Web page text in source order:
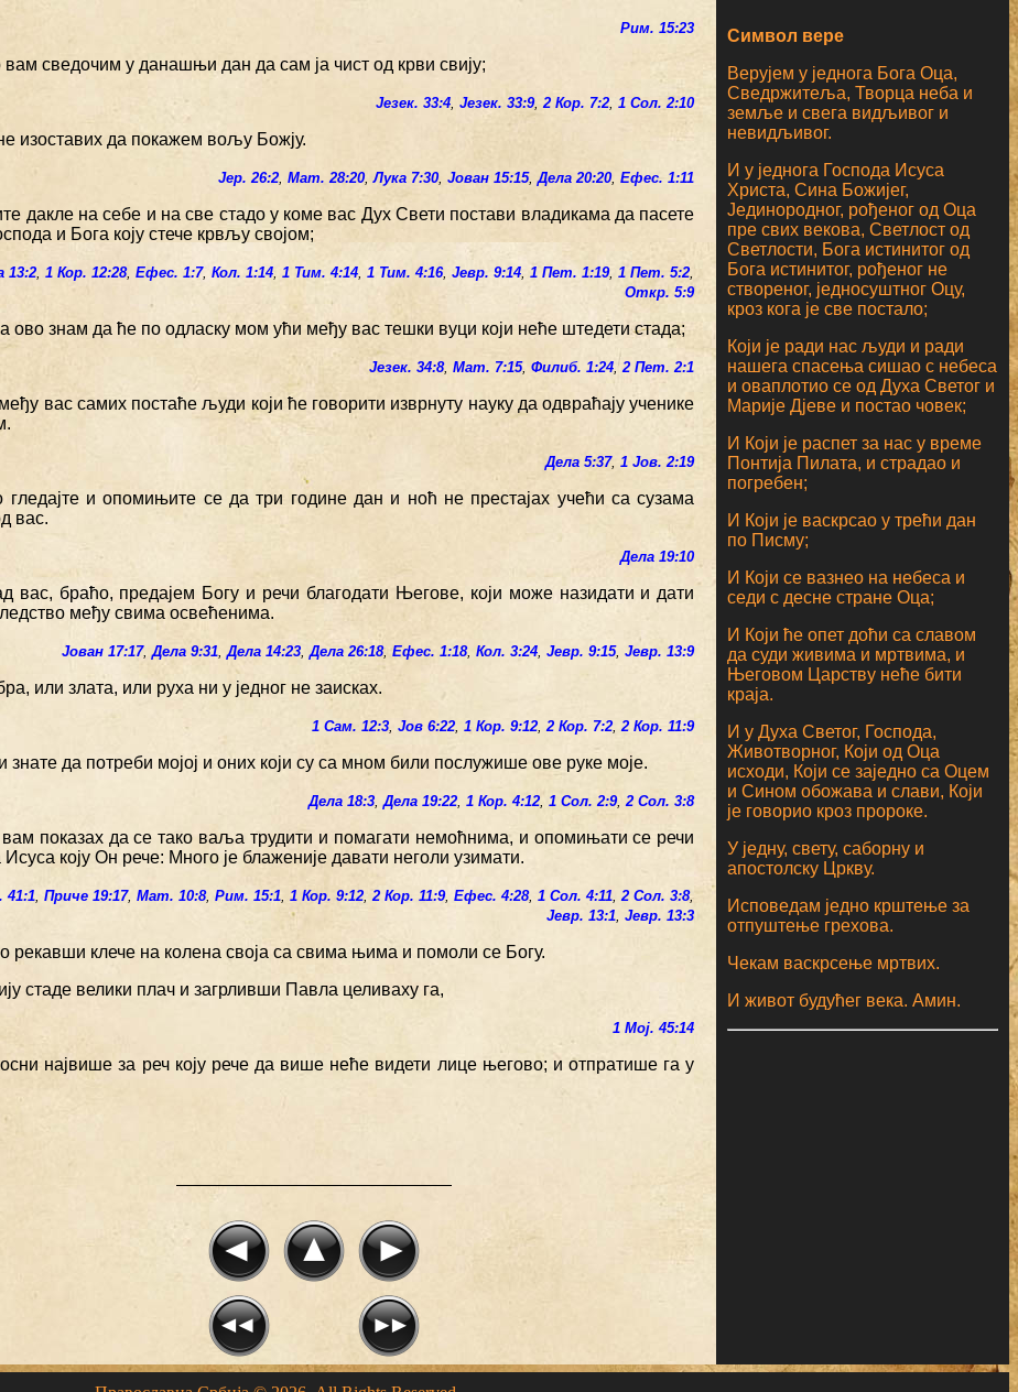
Рим. 15:23
вам сведочим у данашњи дан да сам ја чист од крви свију;
Језек. 33:4,Језек. 33:9,2 Кор. 7:2,1 Сол. 2:10
изоставих да покажем вољу Божју.
Јер. 26:2,Мат. 28:20,Лука 7:30,Јован 15:15,Дела 20:20,Ефес. 1:11
дакле на себе и на све стадо у коме вас Дух Свети постави владикама да пасете
и Бога коју стече крвљу својом;
13:2,1 Кор. 12:28,Ефес. 1:7,Кол. 1:14,1 Тим. 4:14,1 Тим. 4:16,Јевр. 9:14,1 Пет. 1:19,1 Пет. 5:2,
Откр. 5:9
ово знам да ће по одласку мом ући међу вас тешки вуци који неће штедети стада;
Језек. 34:8,Мат. 7:15,Филиб. 1:24,2 Пет. 2:1
вас самих постаће људи који ће говорити изврнуту науку да одвраћају ученике
Дела 5:37,1 Јов. 2:19
гледајте и опомињите се да три године дан и ноћ не престајах учећи са сузама
вас.
Дела 19:10
вас, браћо, предајем Богу и речи благодати Његове, који може назидати и дати
међу свима освећенима.
Јован 17:17,Дела 9:31,Дела 14:23,Дела 26:18,Ефес. 1:18,Кол. 3:24,Јевр. 9:15,Јевр. 13:9
или злата, или руха ни у једног не заисках.
1 Сам. 12:3,Јов 6:22,1 Кор. 9:12,2 Кор. 7:2,2 Кор. 11:9
знате да потреби мојој и оних који су са мном били послужише ове руке моје.
Дела 18:3,Дела 19:22,1 Кор. 4:12,1 Сол. 2:9,2 Сол. 3:8
показах да се тако ваља трудити и помагати немоћнима, и опомињати се речи
Исуса коју Он рече: Много је блаженије давати неголи узимати.
41:1,Приче 19:17,Мат. 10:8,Рим. 15:1,1 Кор. 9:12,2 Кор. 11:9,Ефес. 4:28,1 Сол. 4:11,2 Сол. 3:8,
Јевр. 13:1,Јевр. 13:3
рекавши клече на колена своја са свима њима и помоли се Богу.
стаде велики плач и загрливши Павла целиваху га,
1 Мој. 45:14
највише за реч коју рече да више неће видети лице његово; и отпратише га у
Символ вере
Верујем у једнога Бога Оца,
Сведржитеља, Творца неба и
земље и свега видљивог и
невидљивог.
И у једнога Господа Исуса
Христа, Сина Божијег,
Јединородног, рођеног од Оца
пре свих векова, Светлост од
Светлости, Бога истинитог од
Бога истинитог, рођеног не
створеног, једносуштног Оцу,
кроз кога је све постало;
Који је ради нас људи и ради
нашега спасења сишао с небеса
и оваплотио се од Духа Светог и
Марије Дјеве и постао човек;
И Који је распет за нас у време
Понтија Пилата, и страдао и
погребен;
И Који је васкрсао у трећи дан
по Писму;
И Који се вазнео на небеса и
седи с десне стране Оца;
И Који ће опет доћи са славом
да суди живима и мртвима, и
Његовом Царству неће бити
краја.
И у Духа Светог, Господа,
Животворног, Који од Оца
исходи, Који се заједно са Оцем
и Сином обожава и слави, Који
је говорио кроз пророке.
У једну, свету, саборну и
апостолску Цркву.
Исповедам једно крштење за
отпуштење грехова.
Чекам васкрсење мртвих.
И живот будућег века. Амин.